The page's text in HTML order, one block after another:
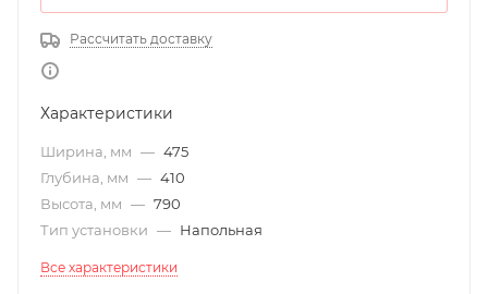
Рассчитать доставку
Характеристики
Ширина, мм — 475
Глубина, мм — 410
Высота, мм — 790
Тип установки — Напольная
Все характеристики